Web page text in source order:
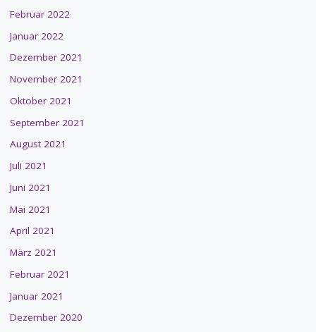
Februar 2022
Januar 2022
Dezember 2021
November 2021
Oktober 2021
September 2021
August 2021
Juli 2021
Juni 2021
Mai 2021
April 2021
März 2021
Februar 2021
Januar 2021
Dezember 2020